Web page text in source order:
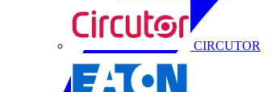
CIRCUTOR